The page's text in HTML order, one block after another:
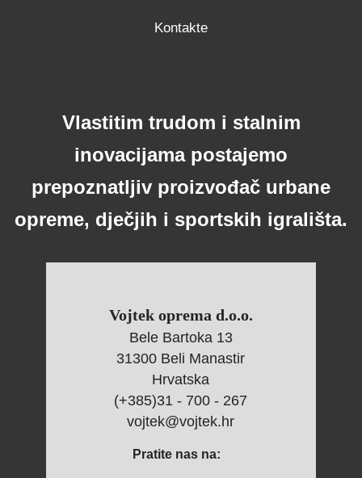
Kontakte
Vlastitim trudom i stalnim
inovacijama postajemo
prepoznatljiv proizvođač urbane
opreme, dječjih i sportskih igrališta.
Vojtek oprema d.o.o.
Bele Bartoka 13
31300 Beli Manastir
Hrvatska
(+385)31 - 700 - 267
vojtek@vojtek.hr
Pratite nas na: